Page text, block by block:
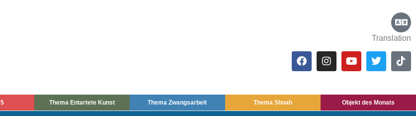
Translation
Thema Entartete Kunst Thema Zwangsarbeit Thema Shoah Objekt des Monats